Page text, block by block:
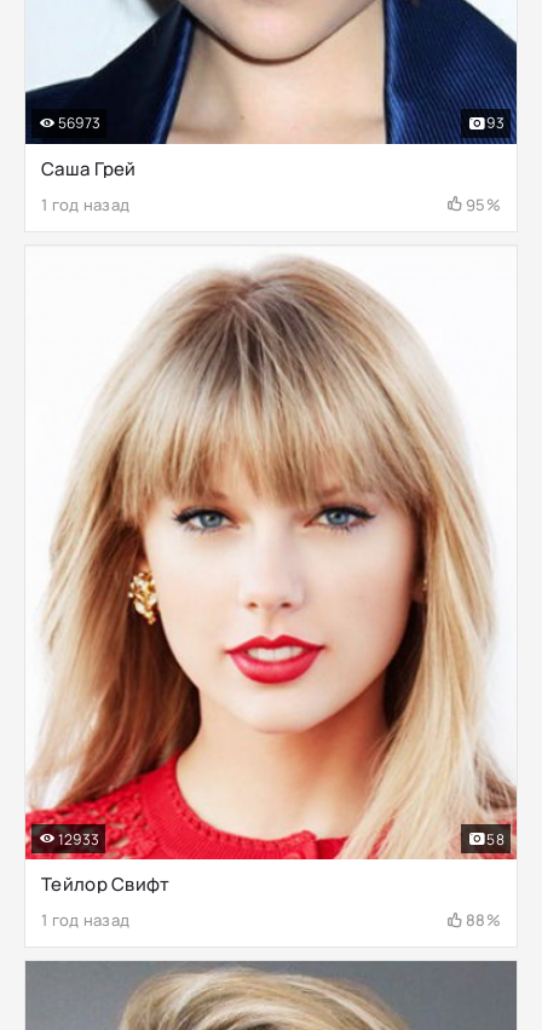
Саша Грей
1 год назад 95%
56973 93
Тейлор Свифт
1 год назад 88%
12933 58